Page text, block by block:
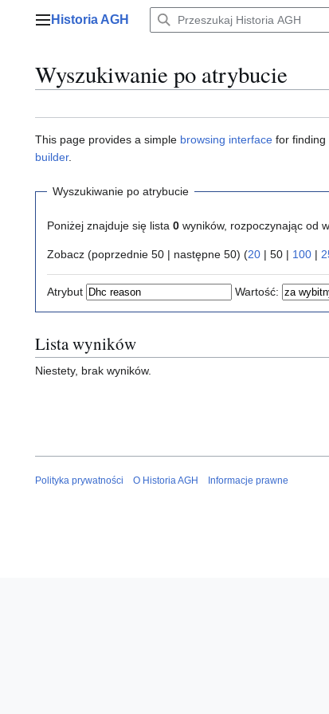
Menu główne
Historia AGH
Wyszukiwanie po atrybucie
This page provides a simple browsing interface for finding
builder.
Wyszukiwanie po atrybucie
Poniżej znajduje się lista 0 wyników, rozpoczynając od
Zobacz (poprzednie 50 | następne 50) (20 | 50 | 100 |
Atrybut Wartość:
Lista wyników
Niestety, brak wyników.
Polityka prywatności O Historia AGH Informacje prawne